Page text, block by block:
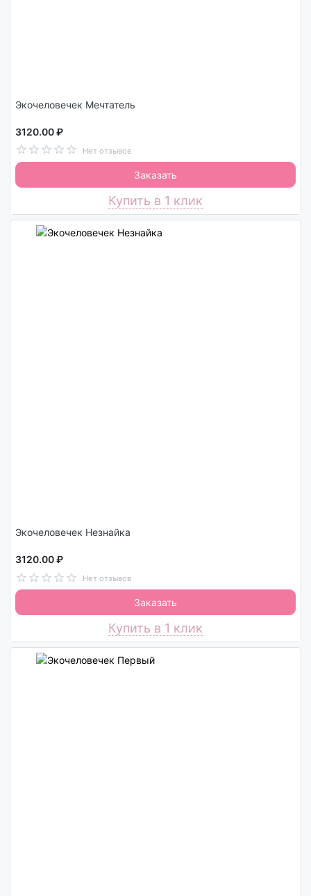
Экочеловечек Мечтатель
3120.00 ₽
Нет отзывов
Заказать
Купить в 1 клик
Экочеловечек Незнайка
3120.00 ₽
Нет отзывов
Заказать
Купить в 1 клик